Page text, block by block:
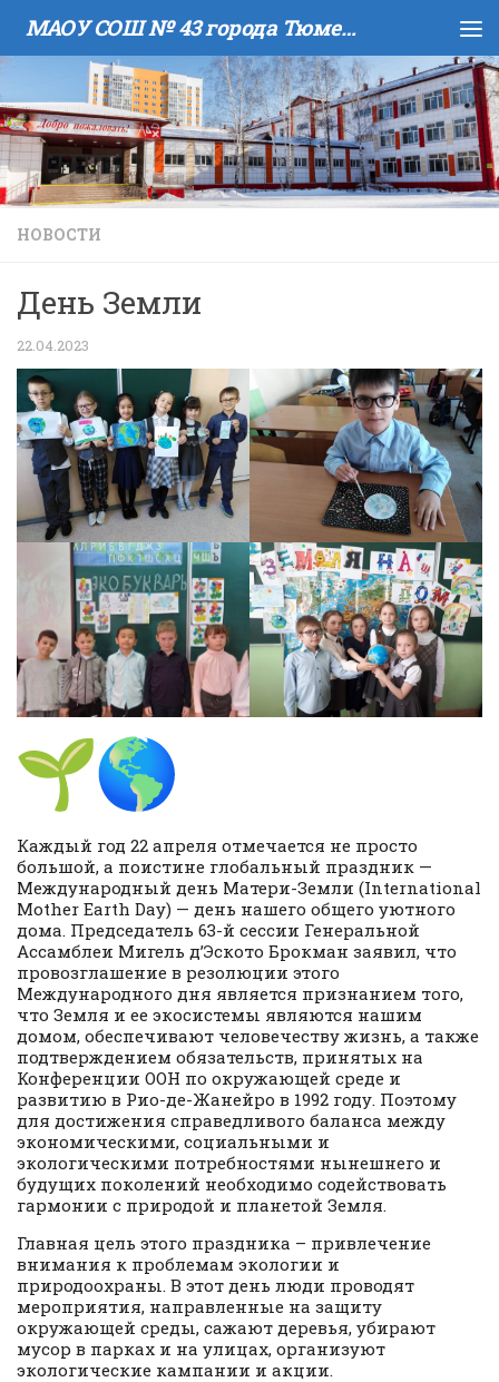
Skip to content МАОУ COШ № 43 города Тюмени имени В.И. Муравленко
НОВОСТИ
День Земли
22.04.2023
Каждый год 22 апреля отмечается не просто
большой, а поистине глобальный праздник —
Международный день Матери-Земли (International
Mother Earth Day) — день нашего общего уютного
дома. Председатель 63-й сессии Генеральной
Ассамблеи Мигель д’Эското Брокман заявил, что
провозглашение в резолюции этого
Международного дня является признанием того,
что Земля и ее экосистемы являются нашим
домом, обеспечивают человечеству жизнь, а также
подтверждением обязательств, принятых на
Конференции ООН по окружающей среде и
развитию в Рио-де-Жанейро в 1992 году. Поэтому
для достижения справедливого баланса между
экономическими, социальными и
экологическими потребностями нынешнего и
будущих поколений необходимо содействовать
гармонии с природой и планетой Земля.
Главная цель этого праздника – привлечение
внимания к проблемам экологии и
природоохраны. В этот день люди проводят
мероприятия, направленные на защиту
окружающей среды, сажают деревья, убирают
мусор в парках и на улицах, организуют
экологические кампании и акции.